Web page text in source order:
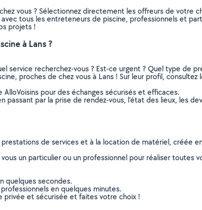
vous ? Sélectionnez directement les offreurs de
tous les entreteneurs de piscine, professionnels et
projets !
à Lans ?
service recherchez-vous ? Est-ce urgent ? Quel type de
proches de chez vous à Lans ! Sur leur profil,
pour des échanges sécurisés et efficaces.
par la prise de rendez-vous, l’état des lieux, les
de services et à la location de matériel, créée
un particulier ou un professionnel pour réaliser toutes
quelques secondes.
en quelques minutes.
privée et sécurisée et faites votre choix !